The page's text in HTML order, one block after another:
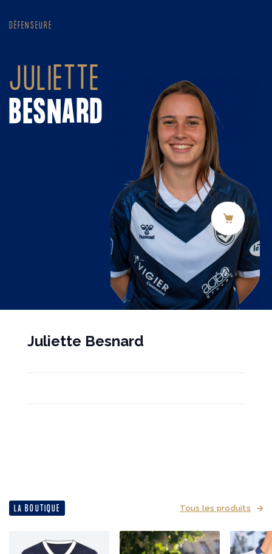
DÉFENSEURE
JULIETTE
BESNARD
Juliette Besnard
LA BOUTIQUE Tous les produits